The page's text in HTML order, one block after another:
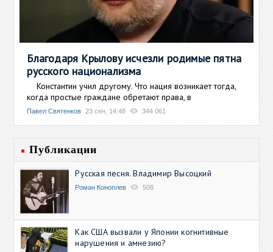
Благодаря Крылову исчезли родимые пятна
русского национализма
Константин учил другому. Что нация возникает тогда,
когда простые граждане обретают права, в
Павел Святенков 23 сен, 14:48 344 061
Публикации
Русская песня. Владимир Высоцкий
Роман Коноплев 508
Как США вызвали у Японии когнитивные
нарушения и амнезию?